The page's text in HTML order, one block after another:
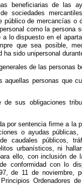
beneficiarias de las
sociedades
público de mercancías o
como la persona
lo dispuesto en el
que sea posible,
ha sido unipersonal
de las personas
aquellas personas que
de sus obligaciones
por sentencia firme a la
o ayudas públicas,
caudales públicos,
urbanísticos, ni
ello, con inclusión de
conformidad con lo
de 11 de noviembre,
Ordenadores